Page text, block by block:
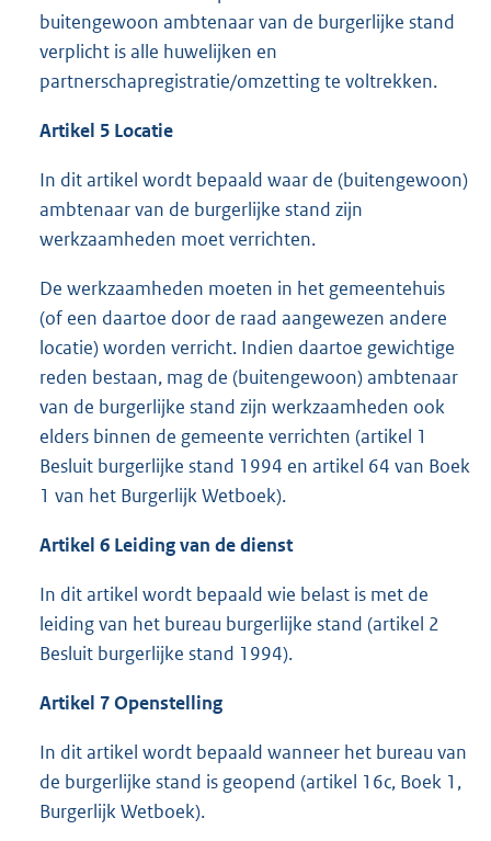
buitengewoon ambtenaar van de burgerlijke stand
verplicht is alle huwelijken en
partnerschapregistratie/omzetting te voltrekken.
Artikel 5 Locatie
In dit artikel wordt bepaald waar de (buitengewoon)
ambtenaar van de burgerlijke stand zijn
werkzaamheden moet verrichten.
De werkzaamheden moeten in het gemeentehuis
(of een daartoe door de raad aangewezen andere
locatie) worden verricht. Indien daartoe gewichtige
reden bestaan, mag de (buitengewoon) ambtenaar
van de burgerlijke stand zijn werkzaamheden ook
elders binnen de gemeente verrichten (artikel 1
Besluit burgerlijke stand 1994 en artikel 64 van Boek
1 van het Burgerlijk Wetboek).
Artikel 6 Leiding van de dienst
In dit artikel wordt bepaald wie belast is met de
leiding van het bureau burgerlijke stand (artikel 2
Besluit burgerlijke stand 1994).
Artikel 7 Openstelling
In dit artikel wordt bepaald wanneer het bureau van
de burgerlijke stand is geopend (artikel 16c, Boek 1,
Burgerlijk Wetboek).